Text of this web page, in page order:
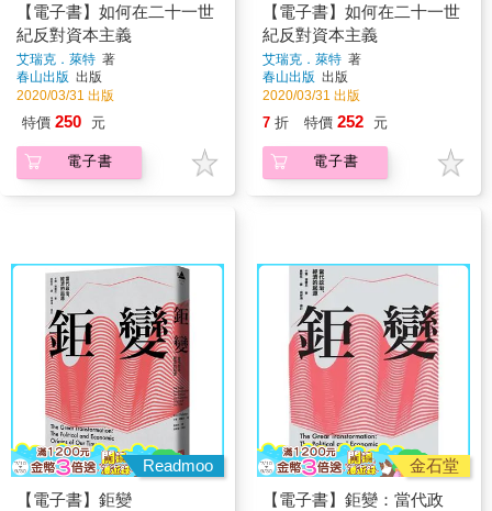
【電子書】如何在二十一世
紀反對資本主義
艾瑞克．萊特 著
春山出版 出版
2020/03/31 出版
特價 250 元
電子書
【電子書】如何在二十一世
紀反對資本主義
艾瑞克．萊特 著
春山出版 出版
2020/03/31 出版
7 折 特價 252 元
電子書
Readmoo
【電子書】鉅變
金石堂
【電子書】鉅變：當代政